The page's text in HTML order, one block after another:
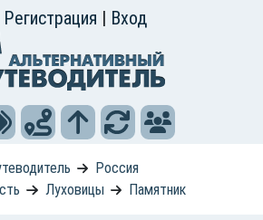
Регистрация | Вход
Россия
Луховицы Памятник